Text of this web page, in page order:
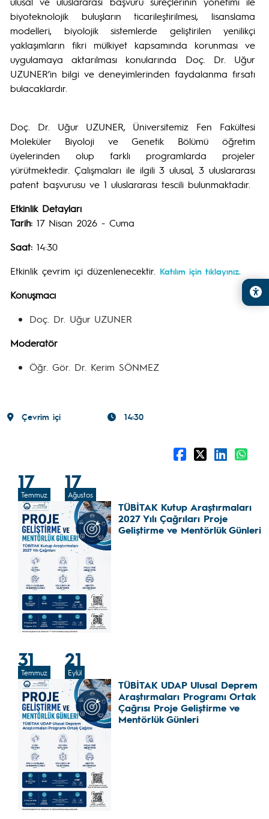
biyoteknolojik buluşların ticarileştirilmesi, lisanslama
modelleri, biyolojik sistemlerde geliştirilen yenilikçi
yaklaşımların fikri mülkiyet kapsamında korunması ve
uygulamaya aktarılması konularında Doç. Dr. Uğur
UZUNER’in bilgi ve deneyimlerinden faydalanma fırsatı
bulacaklardır.
Doç. Dr. Uğur UZUNER, Üniversitemiz Fen Fakültesi
Moleküler Biyoloji ve Genetik Bölümü öğretim
üyelerinden olup farklı programlarda projeler
yürütmektedir. Çalışmaları ile ilgili 3 ulusal, 3 uluslararası
patent başvurusu ve 1 uluslararası tescili bulunmaktadır.
Etkinlik Detayları
Tarih: 17 Nisan 2026 - Cuma
Saat: 14:30
Etkinlik çevrim içi düzenlenecektir.
Katılım için tıklayınız.
Konuşmacı
Doç. Dr. Uğur UZUNER
Moderatör
Öğr. Gör. Dr. Kerim SÖNMEZ
Çevrim içi 14:30
17
Temmuz
17
Ağustos
TÜBİTAK Kutup Araştırmaları
2027 Yılı Çağrıları Proje
Geliştirme ve Mentörlük Günleri
31
Temmuz
21
Eylül
TÜBİTAK UDAP Ulusal Deprem
Araştırmaları Programı Ortak
Çağrısı Proje Geliştirme ve
Mentörlük Günleri